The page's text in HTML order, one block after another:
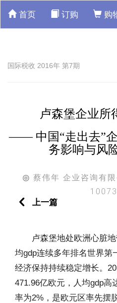
首页 订购 购
国际税收 2016年 第7期
卢森堡企业所
—— 中国“走出去”
务影响与风
◎ 蔡伟年 企业咨询有
上一篇
卢森堡地处欧洲心脏
均gdp连续多年排名世界第
经济保持持续稳定增长。
471.96亿欧元，人均gdp高
率为2%，是欧元区率先摆